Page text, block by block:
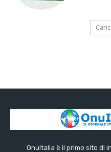
OnuItalia è il primo sito di